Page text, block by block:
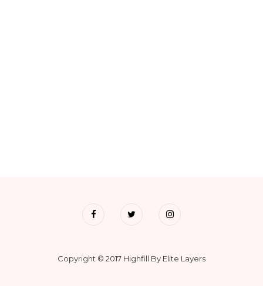
Copyright © 2017 Highfill By Elite Layers